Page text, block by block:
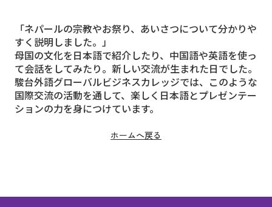
「ネパールの宗教やお祭り、あいさつについて分かりや
すく説明しました。」
母国の文化を日本語で紹介したり、中国語や英語を使っ
て会話をしてみたり。新しい交流が生まれた日でした。
駿台外語グローバルビジネスカレッジでは、このような
国際交流の活動を通して、楽しく日本語とプレゼンテー
ションの力を身につけています。
ホームへ戻る